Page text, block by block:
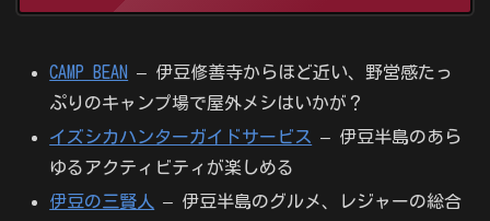
CAMP BEAN
– 伊豆修善寺からほど近い、野営感たっ
ぷりのキャンプ場で屋外メシはいかが？
イズシカハンターガイドサービス
– 伊豆半島のあら
ゆるアクティビティが楽しめる
伊豆の三賢人
– 伊豆半島のグルメ、レジャーの総合